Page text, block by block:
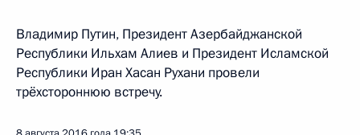
Владимир Путин, Президент Азербайджанской
Республики Ильхам Алиев и Президент Исламской
Республики Иран Хасан Рухани провели
трёхстороннюю встречу.